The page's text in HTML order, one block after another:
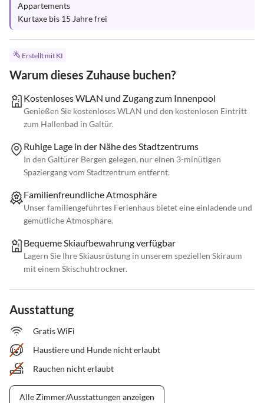
Appartements
Kurtaxe bis 15 Jahre frei
Erstellt mit KI
Warum dieses Zuhause buchen?
Kostenloses WLAN und Zugang zum Innenpool
Genießen Sie kostenloses WLAN und den kostenlosen Eintritt
zum Hallenbad in Galtür.
Ruhige Lage in der Nähe des Stadtzentrums
In den Galtürer Bergen gelegen, nur einen 3-minütigen
Spaziergang vom Stadtzentrum entfernt.
Familienfreundliche Atmosphäre
Unser familiengeführtes Ferienhaus bietet eine einladende und
gemütliche Atmosphäre.
Bequeme Skiaufbewahrung verfügbar
Lagern Sie Ihre Skiausrüstung in unserem speziellen Skiraum
mit einem Skischuhtrockner.
Ausstattung
Gratis WiFi
Haustiere und Hunde nicht erlaubt
Rauchen nicht erlaubt
Alle Zimmer/Ausstattungen anzeigen